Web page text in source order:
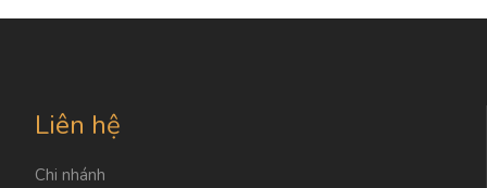
Liên hệ
Chi nhánh